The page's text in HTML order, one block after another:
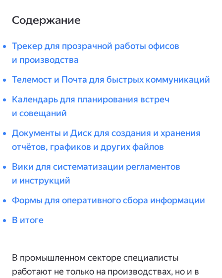
Содержание
Трекер для прозрачной работы офисов
и производства
Телемост и Почта для быстрых коммуникаций
Календарь для планирования встреч
и совещаний
Документы и Диск для создания и хранения
отчётов, графиков и других файлов
Вики для систематизации регламентов
и инструкций
Формы для оперативного сбора информации
В итоге
В промышленном секторе специалисты
работают не только на производствах, но и в